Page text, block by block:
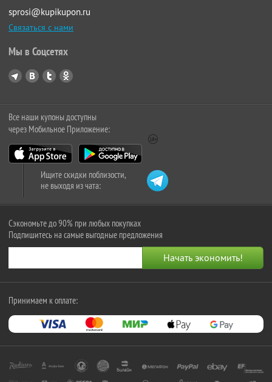
sprosi@kupikupon.ru
Связаться с нами
Мы в Соцсетях
Все наши купоны доступны
через Мобильное Приложение:
Ищите скидки поблизости,
не выходя из чата:
Сэкономьте до 90% при любых покупках
Подпишитесь на самые выгодные предложения
Принимаем к оплате: